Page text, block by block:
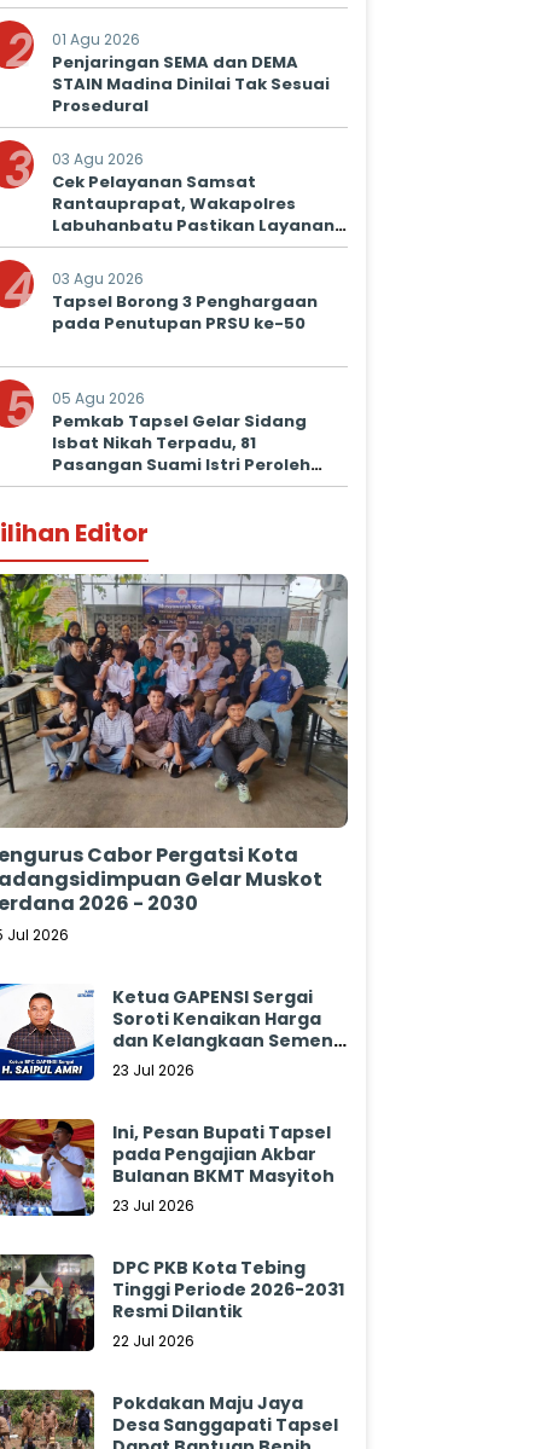
2 01 Agu 2026
Penjaringan SEMA dan DEMA
STAIN Madina Dinilai Tak Sesuai
Prosedural
3 03 Agu 2026
Cek Pelayanan Samsat
Rantauprapat, Wakapolres
Labuhanbatu Pastikan Layanan
Prima untuk Masyarakat
4 03 Agu 2026
Tapsel Borong 3 Penghargaan
pada Penutupan PRSU ke-50
5 05 Agu 2026
Pemkab Tapsel Gelar Sidang
Isbat Nikah Terpadu, 81
Pasangan Suami Istri Peroleh
Kepastian Hukum
Editor
Cabor Pergatsi Kota
Gelar Muskot
2026 - 2030
Jul 2026
Ketua GAPENSI Sergai
Soroti Kenaikan Harga
dan Kelangkaan Semen,
Minta Pemerintah
23 Jul 2026
Ini, Pesan Bupati Tapsel
pada Pengajian Akbar
Bulanan BKMT Masyitoh
23 Jul 2026
DPC PKB Kota Tebing
Tinggi Periode 2026-2031
Resmi Dilantik
22 Jul 2026
Pokdakan Maju Jaya
Desa Sanggapati Tapsel